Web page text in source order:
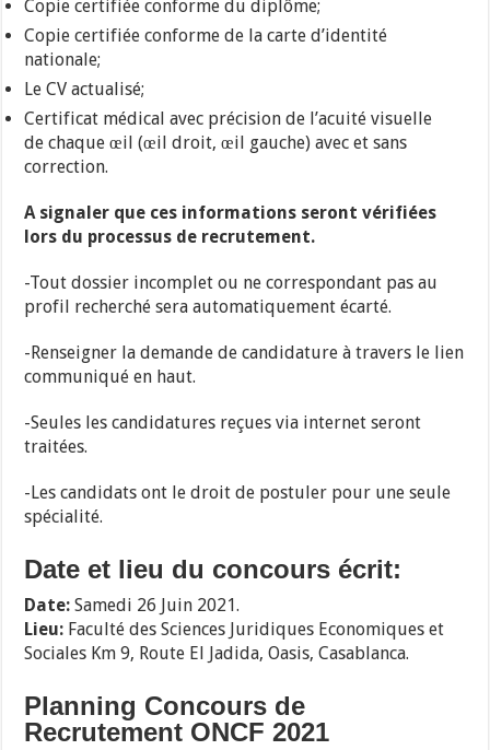
Copie certifiée conforme du diplôme;
Copie certifiée conforme de la carte d’identité
nationale;
Le CV actualisé;
Certificat médical avec précision de l’acuité visuelle
de chaque œil (œil droit, œil gauche) avec et sans
correction.
A signaler que ces informations seront vérifiées
lors du processus de recrutement.
-Tout dossier incomplet ou ne correspondant pas au
profil recherché sera automatiquement écarté.
-Renseigner la demande de candidature à travers le lien
communiqué en haut.
-Seules les candidatures reçues via internet seront
traitées.
-Les candidats ont le droit de postuler pour une seule
spécialité.
Date et lieu du concours écrit:
Date: Samedi 26 Juin 2021.
Lieu: Faculté des Sciences Juridiques Economiques et
Sociales Km 9, Route El Jadida, Oasis, Casablanca.
Planning Concours de
Recrutement ONCF 2021